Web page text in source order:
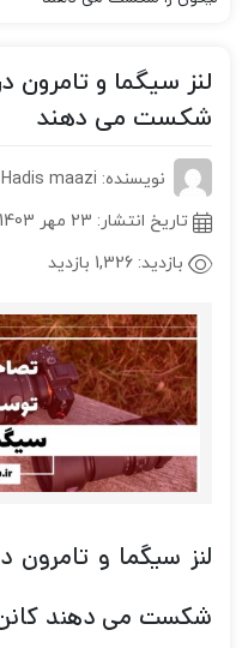
لنز سیگما و تامرون
شکست می دهند
نویسنده: Hadis maazi
تاریخ انتشار: 23 مهر 1403 (به روز رسانی در: 23 مهر 1403)
بازدید: 1,326 بازدید
لنز سیگما و تامرون
شکست می دهند کانن